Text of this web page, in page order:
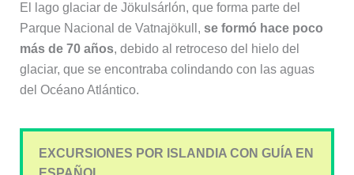
El lago glaciar de Jökulsárlón, que forma parte del
Parque Nacional de Vatnajökull, se formó hace poco
más de 70 años, debido al retroceso del hielo del
glaciar, que se encontraba colindando con las aguas
del Océano Atlántico.
EXCURSIONES POR ISLANDIA CON GUÍA EN